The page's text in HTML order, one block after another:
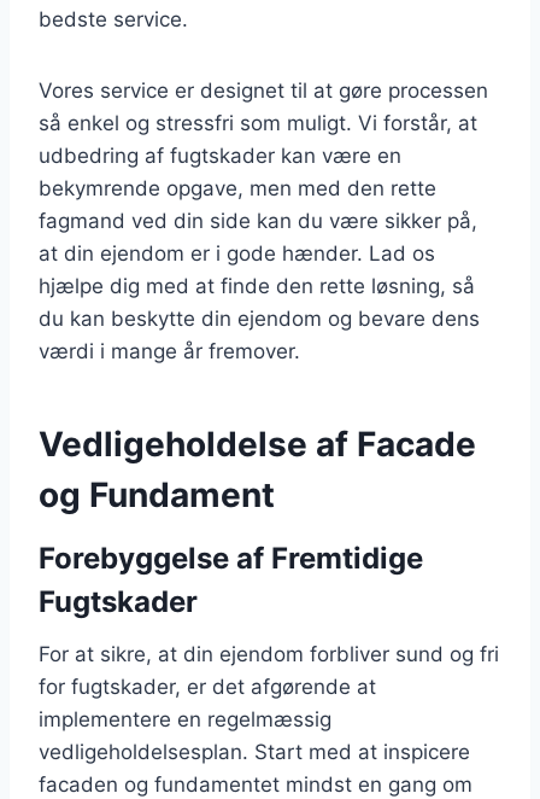
bedste service.
Vores service er designet til at gøre processen
så enkel og stressfri som muligt. Vi forstår, at
udbedring af fugtskader kan være en
bekymrende opgave, men med den rette
fagmand ved din side kan du være sikker på,
at din ejendom er i gode hænder. Lad os
hjælpe dig med at finde den rette løsning, så
du kan beskytte din ejendom og bevare dens
værdi i mange år fremover.
Vedligeholdelse af Facade
og Fundament
Forebyggelse af Fremtidige
Fugtskader
For at sikre, at din ejendom forbliver sund og fri
for fugtskader, er det afgørende at
implementere en regelmæssig
vedligeholdelsesplan. Start med at inspicere
facaden og fundamentet mindst en gang om